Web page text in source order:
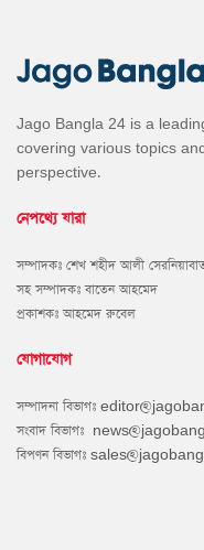
Jago Bangla 24 is a
covering various topics
perspective.
নেপথ্যে যারা
সম্পাদকঃ শেখ শহীদ আলী
সহ সম্পাদকঃ বাতেন আহমেদ
প্রকাশকঃ আহমেদ রুবেল
যোগাযোগ
সম্পাদনা বিভাগঃ
সংবাদ বিভাগঃ
বিপণন বিভাগঃ